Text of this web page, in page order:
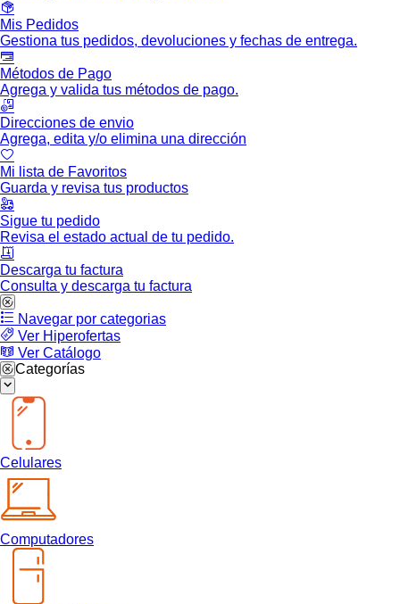
Mis Pedidos
Gestiona tus pedidos, devoluciones y fechas de entrega.
Métodos de Pago
Agrega y valida tus métodos de pago.
Direcciones de envio
Agrega, edita y/o elimina una dirección
Mi lista de Favoritos
Guarda y revisa tus productos
Sigue tu pedido
Revisa el estado actual de tu pedido.
Descarga tu factura
Consulta y descarga tu factura
Navegar por categorias
Ver Hiperofertas
Ver Catálogo
Categorías
Celulares
Computadores